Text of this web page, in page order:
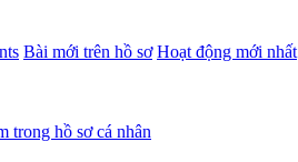
Bài mới trên hồ sơ Hoạt động mới nhất
trong hồ sơ cá nhân